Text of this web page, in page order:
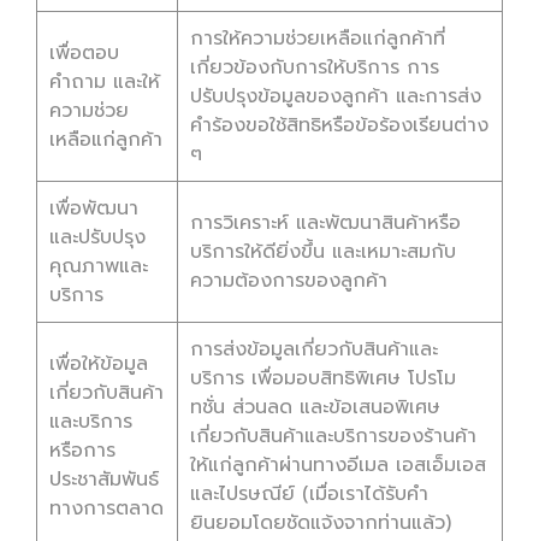
เพื่อตอบ
คำถาม และให้
ความช่วย
เหลือแก่ลูกค้า
การให้ความช่วยเหลือแก่ลูกค้าที่
เกี่ยวข้องกับการให้บริการ การ
ปรับปรุงข้อมูลของลูกค้า และการส่ง
คำร้องขอใช้สิทธิหรือข้อร้องเรียนต่าง
ๆ
เพื่อพัฒนา
และปรับปรุง
คุณภาพและ
บริการ
การวิเคราะห์ และพัฒนาสินค้าหรือ
บริการให้ดียิ่งขึ้น และเหมาะสมกับ
ความต้องการของลูกค้า
เพื่อให้ข้อมูล
เกี่ยวกับสินค้า
และบริการ
หรือการ
ประชาสัมพันธ์
ทางการตลาด
การส่งข้อมูลเกี่ยวกับสินค้าและ
บริการ เพื่อมอบสิทธิพิเศษ โปรโม
ทชั่น ส่วนลด และข้อเสนอพิเศษ
เกี่ยวกับสินค้าและบริการของร้านค้า
ให้แก่ลูกค้าผ่านทางอีเมล เอสเอ็มเอส
และไปรษณีย์ (เมื่อเราได้รับคำ
ยินยอมโดยชัดแจ้งจากท่านแล้ว)